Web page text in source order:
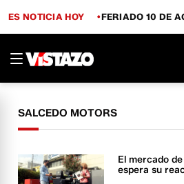
ES NOTICIA HOY FERIADO 10 DE
SALCEDO MOTORS
El mercado
espera su